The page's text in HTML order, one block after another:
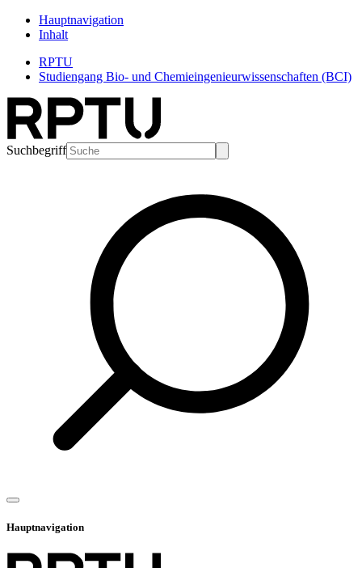
Hauptnavigation
Inhalt
RPTU
Studiengang Bio- und Chemieingenieurwissenschaften (BCI)
Suchbegriff
Hauptnavigation